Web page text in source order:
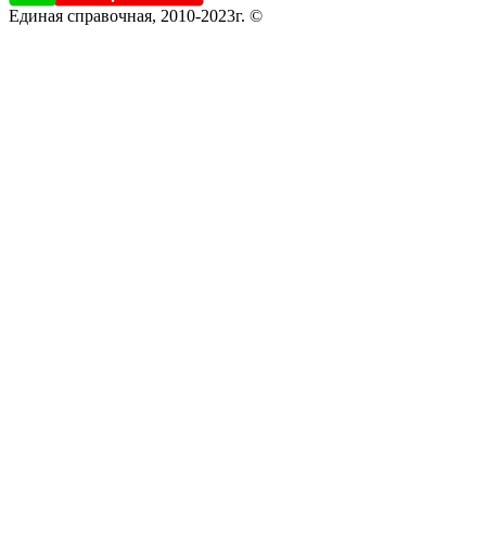
Единая справочная, 2010-2023г. ©